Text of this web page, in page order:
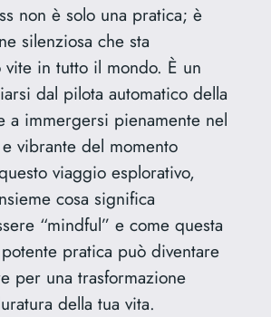
non è solo una pratica; è
silenziosa che sta
vite in tutto il mondo. È un
dal pilota automatico della
a immergersi pienamente nel
vibrante del momento
viaggio esplorativo,
cosa significa
“mindful” e come questa
pratica può diventare
per una trasformazione
della tua vita.